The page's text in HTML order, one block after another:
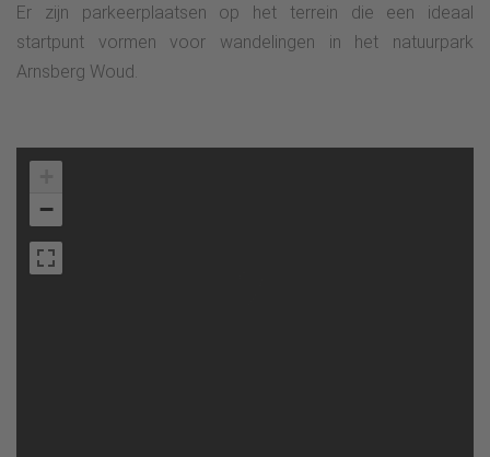
Er zijn parkeerplaatsen op het terrein die een ideaal
startpunt vormen voor wandelingen in het natuurpark
Arnsberg Woud.
−